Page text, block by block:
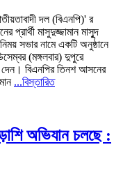
দল (বিএনপি)' র
প্রার্থী মাসুদুজ্জামান মাসুূদ
সভার নামে একটি অনুষ্ঠানে
(মঙ্গলবার) দুপুরে
দেন। বিএনপির তিনশ আসনের
...বিস্তারিত
অভিযান চলছে :